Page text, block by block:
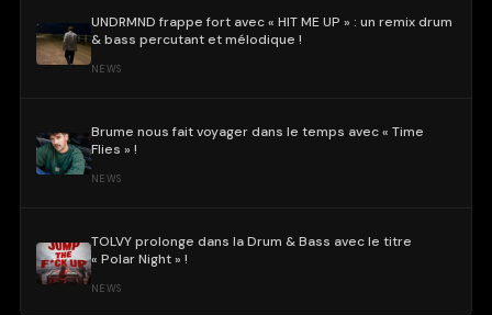
UNDRMND frappe fort avec « HIT ME UP » : un remix drum
& bass percutant et mélodique !
NEWS
Brume nous fait voyager dans le temps avec « Time
Flies » !
NEWS
TOLVY prolonge dans la Drum & Bass avec le titre
« Polar Night » !
NEWS